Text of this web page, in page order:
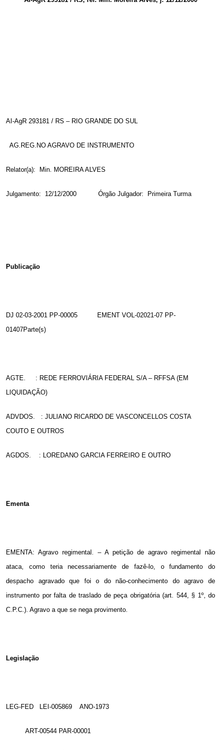
AI-AgR 293181 / RS – RIO GRANDE DO SUL
AG.REG.NO AGRAVO DE INSTRUMENTO
Relator(a): Min. MOREIRA ALVES
Julgamento: 12/12/2000 Órgão Julgador: Primeira Turma
Publicação
DJ 02-03-2001 PP-00005
EMENT VOL-02021-07 PP-
01407Parte(s)
AGTE.
: REDE FERROVIÁRIA FEDERAL S/A – RFFSA (EM
LIQUIDAÇÃO)
ADVDOS.
: JULIANO RICARDO DE VASCONCELLOS COSTA
COUTO E OUTROS
AGDOS. : LOREDANO GARCIA FERREIRO E OUTRO
Ementa
EMENTA: Agravo regimental. – A petição de agravo regimental não
ataca, como teria necessariamente de fazê-lo, o fundamento do
despacho agravado que foi o do não-conhecimento do agravo de
instrumento por falta de traslado de peça obrigatória (art. 544, § 1º, do
C.P.C.). Agravo a que se nega provimento.
Legislação
LEG-FED LEI-005869 ANO-1973
ART-00544 PAR-00001